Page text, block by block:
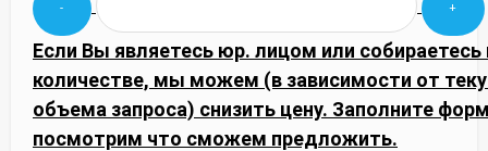
Если Вы являетесь юр. лицом или
количестве, мы можем (в зависимости от
объема запроса) снизить цену. Заполните
посмотрим что сможем предложить.